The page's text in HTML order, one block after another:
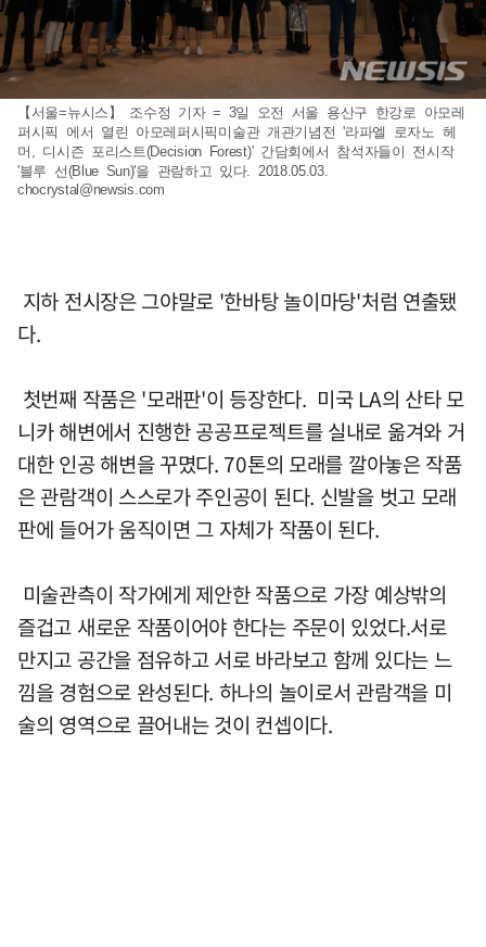
【서울=뉴시스】 조수정 기자 = 3일 오전 서울 용산구 한강로 아모레
퍼시픽 에서 열린 아모레퍼시픽미술관 개관기념전 '라파엘 로자노 헤
머, 디시즌 포리스트(Decision Forest)' 간담회에서 참석자들이 전시작
'블루 선(Blue Sun)'을 관람하고 있다. 2018.05.03.
chocrystal@newsis.com
지하 전시장은 그야말로 '한바탕 놀이마당'처럼 연출됐
다.
첫번째 작품은 '모래판'이 등장한다. 미국 LA의 산타 모
니카 해변에서 진행한 공공프로젝트를 실내로 옮겨와 거
대한 인공 해변을 꾸몄다. 70톤의 모래를 깔아놓은 작품
은 관람객이 스스로가 주인공이 된다. 신발을 벗고 모래
판에 들어가 움직이면 그 자체가 작품이 된다.
미술관측이 작가에게 제안한 작품으로 가장 예상밖의
즐겁고 새로운 작품이어야 한다는 주문이 있었다.서로
만지고 공간을 점유하고 서로 바라보고 함께 있다는 느
낌을 경험으로 완성된다. 하나의 놀이로서 관람객을 미
술의 영역으로 끌어내는 것이 컨셉이다.